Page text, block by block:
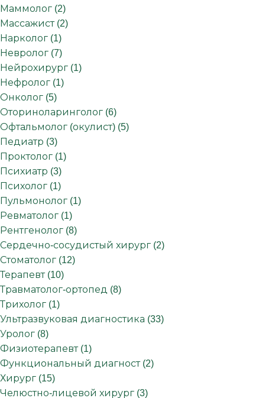
Маммолог (2)
Массажист (2)
Нарколог (1)
Невролог (7)
Нейрохирург (1)
Нефролог (1)
Онколог (5)
Оториноларинголог (6)
Офтальмолог (окулист) (5)
Педиатр (3)
Проктолог (1)
Психиатр (3)
Психолог (1)
Пульмонолог (1)
Ревматолог (1)
Рентгенолог (8)
Сердечно-сосудистый хирург (2)
Стоматолог (12)
Терапевт (10)
Травматолог-ортопед (8)
Трихолог (1)
Ультразвуковая диагностика (33)
Уролог (8)
Физиотерапевт (1)
Функциональный диагност (2)
Хирург (15)
Челюстно-лицевой хирург (3)